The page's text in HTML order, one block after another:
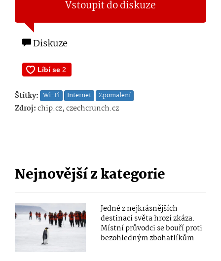
Vstoupit do diskuze
Diskuze
Štítky: Wi-Fi Internet Zpomalení
Zdroj:chip.cz, czechcrunch.cz
Nejnovější z kategorie
Jedné z nejkrásnějších
destinací světa hrozí zkáza.
Místní průvodci se bouří proti
bezohledným zbohatlíkům